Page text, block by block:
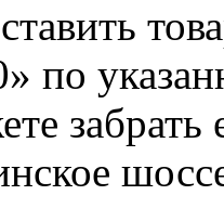
по
забрать